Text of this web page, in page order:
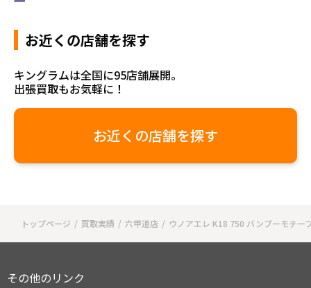
お近くの店舗を探す
キングラムは全国に95店舗展開。
出張買取もお気軽に！
お近くの店舗を探す
トップページ 買取実績 六甲道店 ウノアエレ K18 750 バンブーモチー
その他のリンク